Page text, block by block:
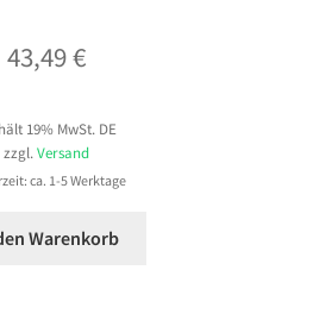
43,49€
19% MwSt. DE
zzgl.Versand
ca. 1-5 Werktage
Warenkorb